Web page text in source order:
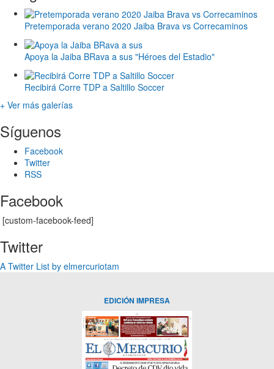
Pretemporada verano 2020 Jaiba Brava vs Correcaminos
Apoya la Jaiba BRava a sus "Héroes del Estadio"
Recibirá Corre TDP a Saltillo Soccer
+ Ver más galerías
Síguenos
Facebook
Twitter
RSS
Facebook
[custom-facebook-feed]
Twitter
A Twitter List by elmercuriotam
EDICIÓN IMPRESA